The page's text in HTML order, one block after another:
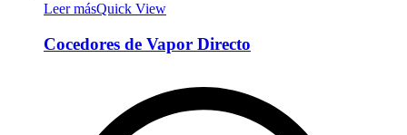
Leer másQuick View
Cocedores de Vapor Directo